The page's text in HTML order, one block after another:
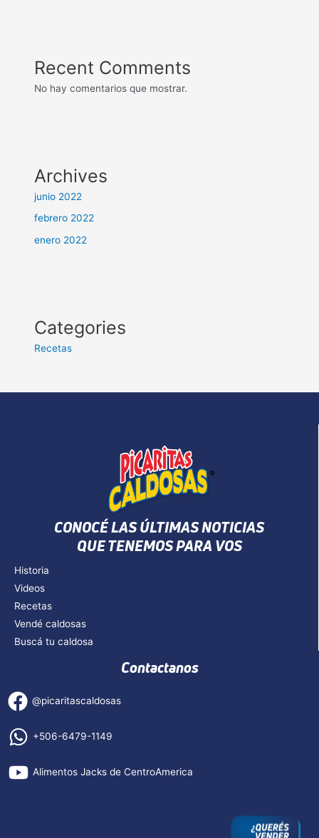
Recent Comments
No hay comentarios que mostrar.
Archives
junio 2022
febrero 2022
enero 2022
Categories
Recetas
CONOCÉ LAS ÚLTIMAS NOTICIAS
QUE TENEMOS PARA VOS
Historia
Videos
Recetas
Vendé caldosas
Buscá tu caldosa
Contactanos
@picaritascaldosas
+506-6479-1149
Alimentos Jacks de CentroAmerica